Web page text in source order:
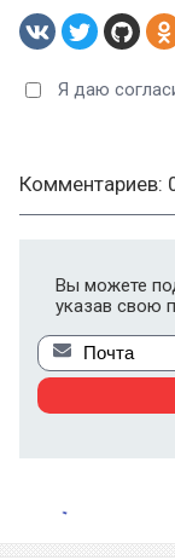
Я даю
Комментариев:
Вы можете
указав свою